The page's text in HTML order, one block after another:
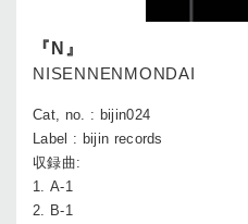
『N』
NISENNENMONDAI
Cat, no. : bijin024
Label : bijin records
収録曲:
1. A-1
2. B-1